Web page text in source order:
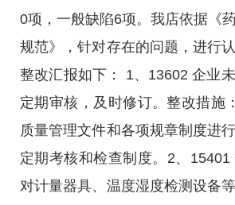
0项，一般缺陷6项。我店依据《
规范》，针对存在的问题，进行
整改汇报如下： 1、13602 企业
定期审核，及时修订。整改措施
质量管理文件和各项规章制度进
定期考核和检查制度。2、15401
对计量器具、温度湿度检测设备